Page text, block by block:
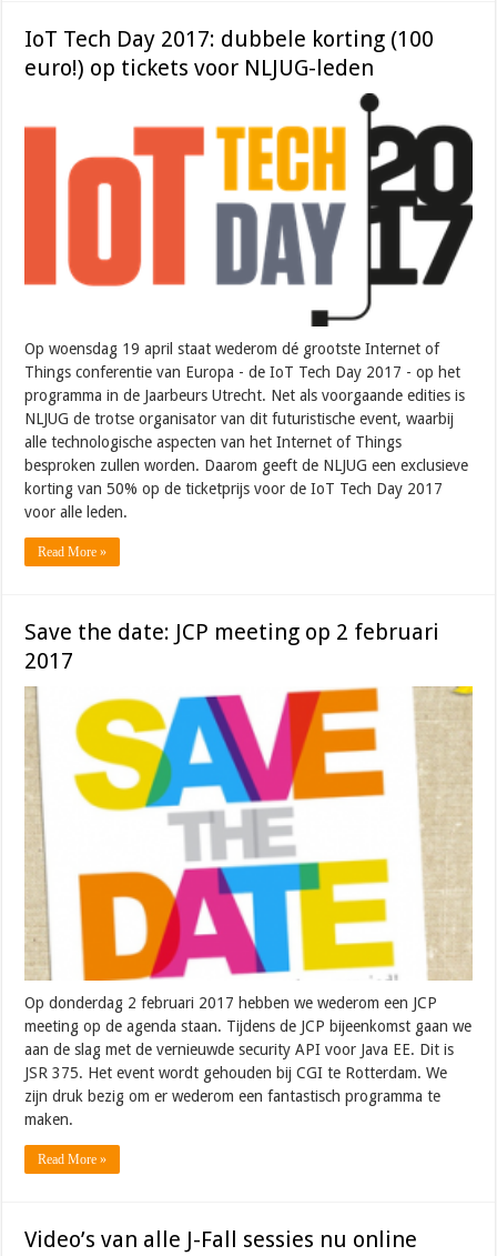
IoT Tech Day 2017: dubbele korting (100
euro!) op tickets voor NLJUG-leden
Op woensdag 19 april staat wederom dé grootste Internet of
Things conferentie van Europa - de IoT Tech Day 2017 - op het
programma in de Jaarbeurs Utrecht. Net als voorgaande edities is
NLJUG de trotse organisator van dit futuristische event, waarbij
alle technologische aspecten van het Internet of Things
besproken zullen worden. Daarom geeft de NLJUG een exclusieve
korting van 50% op de ticketprijs voor de IoT Tech Day 2017
voor alle leden.
Read More »
Save the date: JCP meeting op 2 februari
2017
Op donderdag 2 februari 2017 hebben we wederom een JCP
meeting op de agenda staan. Tijdens de JCP bijeenkomst gaan we
aan de slag met de vernieuwde security API voor Java EE. Dit is
JSR 375. Het event wordt gehouden bij CGI te Rotterdam. We
zijn druk bezig om er wederom een fantastisch programma te
maken.
Read More »
Video’s van alle J-Fall sessies nu online